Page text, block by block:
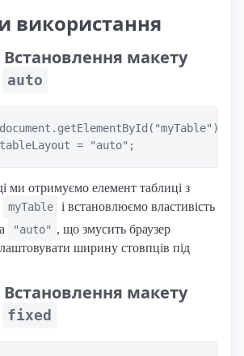
використання
макету
auto
ми отримуємо елемент таблиці з
myTable і встановлюємо властивість
"auto" , що змусить браузер
ширину стовпців під
макету
fixed